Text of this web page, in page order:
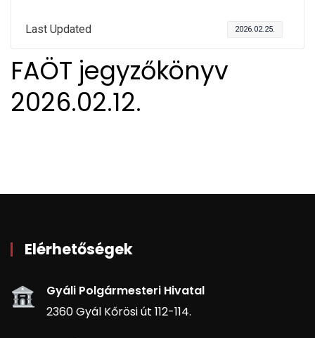
Last Updated 2026.02.25.
FAÖT jegyzőkönyv
2026.02.12.
Elérhetőségek
Gyáli Polgármesteri Hivatal
2360 Gyál Kőrösi út 112-114.